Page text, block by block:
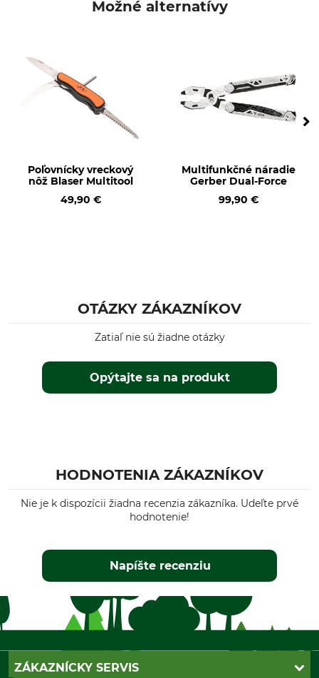
Možné alternatívy
Poľovnícky vreckový
nôž Blaser Multitool
49,90 €
Multifunkčné náradie
Gerber Dual-Force
99,90 €
OTÁZKY ZÁKAZNÍKOV
Opýtajte sa na produkt
Zatiaľ nie sú žiadne otázky
HODNOTENIA ZÁKAZNÍKOV
Nie je k dispozícii žiadna recenzia zákazníka. Udeľte prvé
hodnotenie!
Napíšte recenziu
ZÁKAZNÍCKY SERVIS